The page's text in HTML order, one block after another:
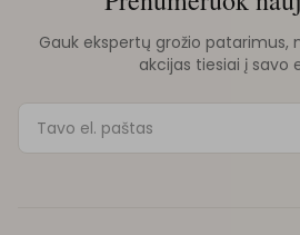
Gauk ekspertų grožio patarimus,
akcijas tiesiai į savo